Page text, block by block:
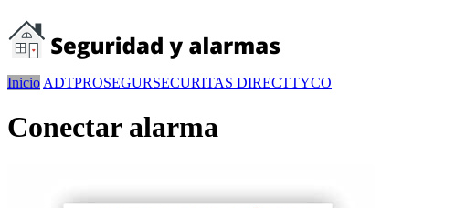
Inicio ADTPROSEGURSECURITAS DIRECTTYCO
Conectar alarma